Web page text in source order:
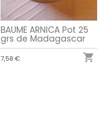
BAUME ARNICA Pot 25
grs de Madagascar
7,58 € 